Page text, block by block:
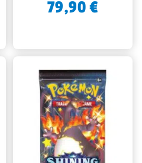
79,90€